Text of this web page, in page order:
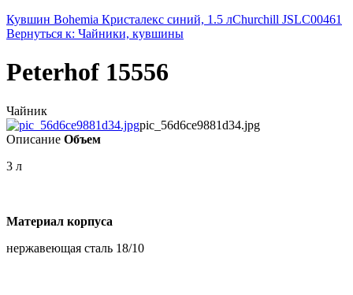
Кувшин Bohemia Кристалекс синий, 1.5 лChurchill JSLC00461
Вернуться к: Чайники, кувшины
Peterhof 15556
Чайник
pic_56d6ce9881d34.jpg
Описание Объем
3 л
Материал корпуса
нержавеющая сталь 18/10